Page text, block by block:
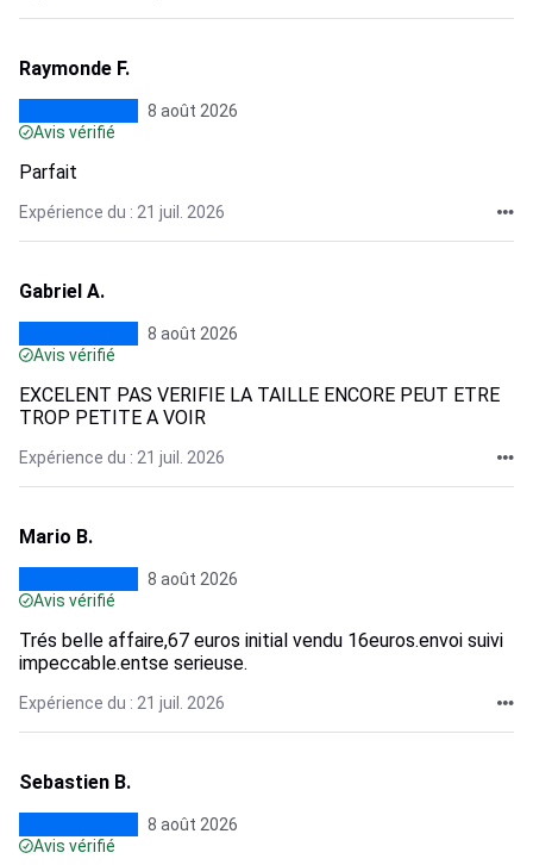
Raymonde F.
8 août 2026
Avis vérifié
Parfait
Expérience du : 21 juil. 2026
Gabriel A.
8 août 2026
Avis vérifié
EXCELENT PAS VERIFIE LA TAILLE ENCORE PEUT ETRE
TROP PETITE A VOIR
Expérience du : 21 juil. 2026
Mario B.
8 août 2026
Avis vérifié
Trés belle affaire,67 euros initial vendu 16euros.envoi suivi
impeccable.entse serieuse.
Expérience du : 21 juil. 2026
Sebastien B.
8 août 2026
Avis vérifié